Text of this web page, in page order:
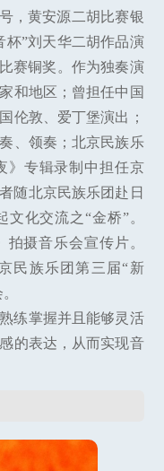
，黄安源二胡比赛银
杯”刘天华二胡作品演
赛铜奖。作为独奏演
和地区；曾担任中国
伦敦、爱丁堡演出；
、领奏；北京民族乐
》专辑录制中担任京
随北京民族乐团赴日
化交流之“金桥”。
摄音乐会宣传片。
民族乐团第三届“新
练掌握并且能够灵活
的表达，从而实现音